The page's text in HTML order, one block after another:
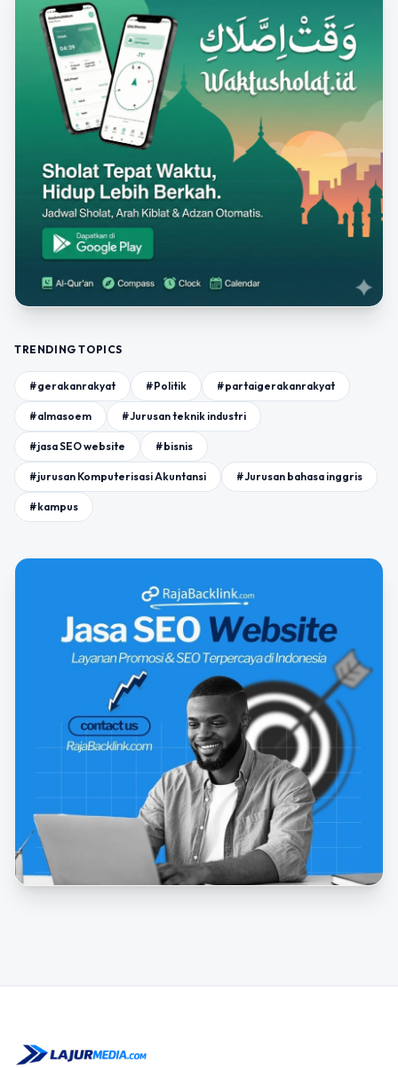
TRENDING TOPICS
#gerakanrakyat #Politik #partaigerakanrakyat
#almasoem #Jurusan teknik industri
#jasa SEO website #bisnis
#jurusan Komputerisasi Akuntansi #Jurusan bahasa inggris
#kampus